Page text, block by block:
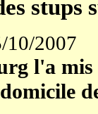
stups
10/2007
l'a mis